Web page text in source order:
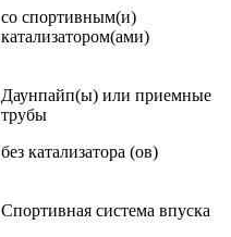
со спортивным(и)
катализатором(ами)
Даунпайп(ы) или приемные
трубы
без катализатора (ов)
Спортивная система впуска